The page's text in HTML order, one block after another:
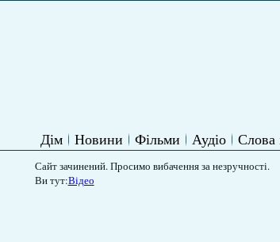
Дім Новини Фільми Аудіо Слова
Сайт зачинений. Просимо вибачення за незручності.
Ви тут:Відео